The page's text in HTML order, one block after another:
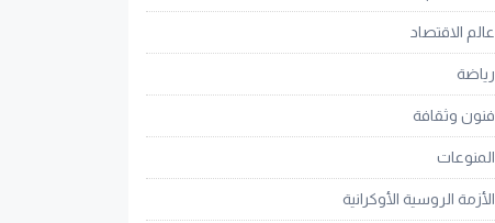
عالم الاقتصاد
رياضة
فنون وثقافة
المنوعات
الأزمة الروسية الأوكرانية